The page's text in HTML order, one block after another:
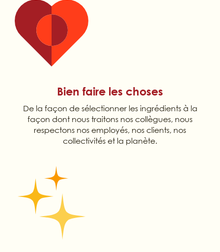
Bien faire les choses
De la façon de sélectionner les ingrédients à la
façon dont nous traitons nos collègues, nous
respectons nos employés, nos clients, nos
collectivités et la planète.